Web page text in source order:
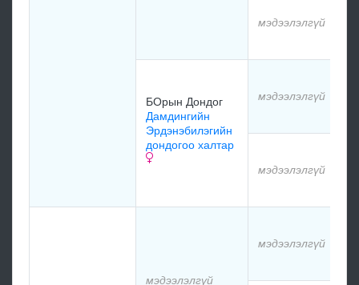
мэдээлэлгүй
БОрын Дондог
Дамдингийн
Эрдэнэбилэгийн
дондогоо халтар
мэдээлэлгүй
мэдээлэлгүй
мэдээлэлгүй
мэдээлэлгүй